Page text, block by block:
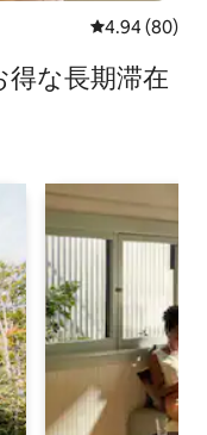
レビュー80件
4.94 (80)
な長⁠期⁠滞⁠在